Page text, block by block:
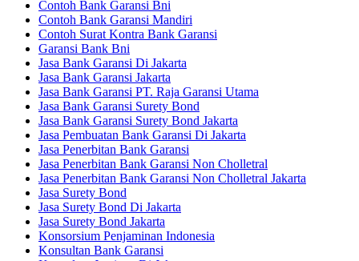
Contoh Bank Garansi Bni
Contoh Bank Garansi Mandiri
Contoh Surat Kontra Bank Garansi
Garansi Bank Bni
Jasa Bank Garansi Di Jakarta
Jasa Bank Garansi Jakarta
Jasa Bank Garansi PT. Raja Garansi Utama
Jasa Bank Garansi Surety Bond
Jasa Bank Garansi Surety Bond Jakarta
Jasa Pembuatan Bank Garansi Di Jakarta
Jasa Penerbitan Bank Garansi
Jasa Penerbitan Bank Garansi Non Cholletral
Jasa Penerbitan Bank Garansi Non Cholletral Jakarta
Jasa Surety Bond
Jasa Surety Bond Di Jakarta
Jasa Surety Bond Jakarta
Konsorsium Penjaminan Indonesia
Konsultan Bank Garansi